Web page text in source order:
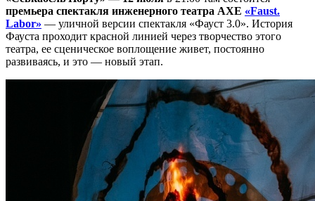
премьера спектакля инженерного театра АХЕ «Faust.
Labor» — уличной версии спектакля «Фауст 3.0». История
Фауста проходит красной линией через творчество этого
театра, ее сценическое воплощение живет, постоянно
развиваясь, и это — новый этап.